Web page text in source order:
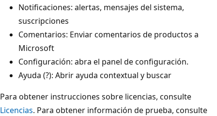
Notificaciones: alertas, mensajes del sistema,
suscripciones
Comentarios: Enviar comentarios de productos a
Microsoft
Configuración: abra el panel de configuración.
Ayuda (?): Abrir ayuda contextual y buscar
Para obtener instrucciones sobre licencias, consulte
Licencias. Para obtener información de prueba, consulte